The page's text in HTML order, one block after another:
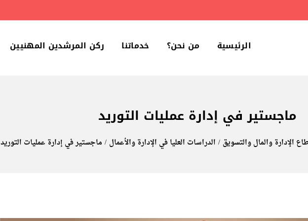
الرئيسية من نحن؟ خدماتنا ركن المرشدين المهنيين
ماجستير في إدارة عمليات التوريد
الإدارة والمال والتسويق الدراسات العليا في الإدارة والأعمال ماجستير في إدارة عمليات التوريد